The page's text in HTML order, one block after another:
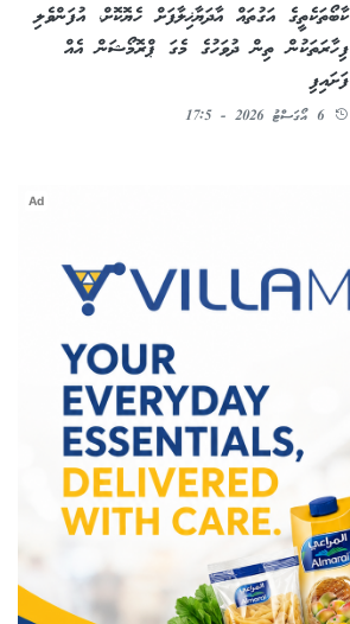
ކާބޯތަކެތީގެ އަގުތައް އާދަޔާޚިލާފަށް ހެޔޮކޮށް، އުފަންވެލި
ފިހާރަތަކުން ތިން ދުވަހުގެ މެގަ ޕްރޮމޯޝަން އެއް
ފަށައިފި
6 އޯގަސްޓު 2026 - 17:5
Ad